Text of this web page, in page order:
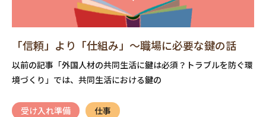
「信頼」より「仕組み」〜職場に必要な鍵の話
以前の記事「外国人材の共同生活に鍵は必須？トラブルを防ぐ環
境づくり」では、共同生活における鍵の
受け入れ準備 仕事